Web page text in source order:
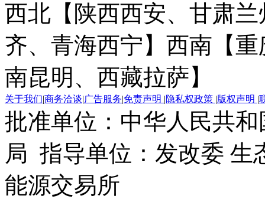
西北【陕西西安、甘肃
齐、青海西宁】 西南【
南昆明、西藏拉萨】
关于我们|商务洽谈|广告服务|免责声明 |隐私权政策 |版权声明 |
批准单位：中华人民共
局 指导单位：发改委 生
能源交易所